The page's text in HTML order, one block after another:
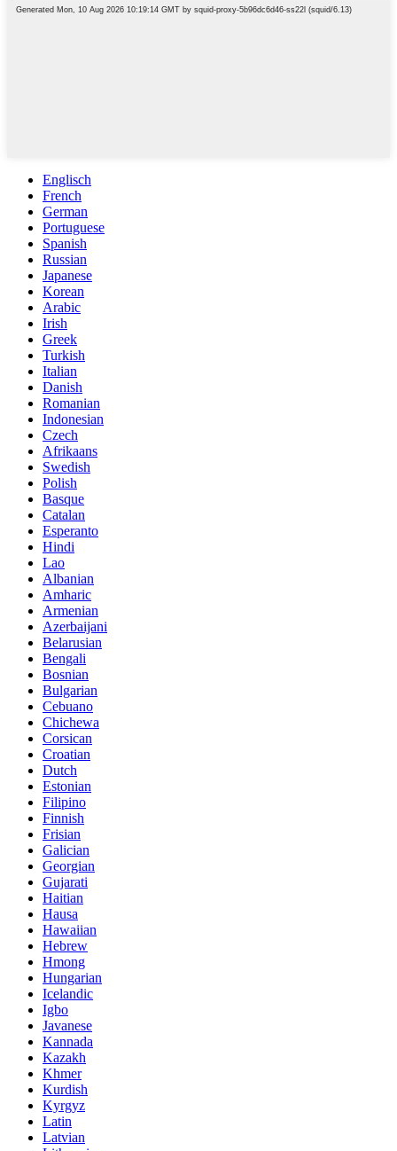
Englisch
French
German
Portuguese
Spanish
Russian
Japanese
Korean
Arabic
Irish
Greek
Turkish
Italian
Danish
Romanian
Indonesian
Czech
Afrikaans
Swedish
Polish
Basque
Catalan
Esperanto
Hindi
Lao
Albanian
Amharic
Armenian
Azerbaijani
Belarusian
Bengali
Bosnian
Bulgarian
Cebuano
Chichewa
Corsican
Croatian
Dutch
Estonian
Filipino
Finnish
Frisian
Galician
Georgian
Gujarati
Haitian
Hausa
Hawaiian
Hebrew
Hmong
Hungarian
Icelandic
Igbo
Javanese
Kannada
Kazakh
Khmer
Kurdish
Kyrgyz
Latin
Latvian